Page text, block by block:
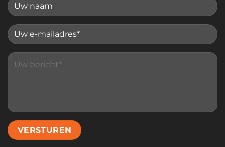
Please leave this field empty.